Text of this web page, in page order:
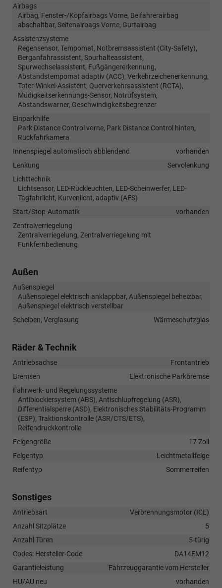
Airbags
Airbag, Fenster-/Kopfairbags Vorne, Beifahrerairbag
abschaltbar, Seitenairbags Vorne, Gurtairbag
Assistenzsysteme
Regensensor, Tempomat, Notbremsassistent (City-Safety),
Berganfahrassistent, Spurhalteassistent,
Spurwechselassistent, Fußgängererkennung,
Abstandstempomat adaptiv (ACC), Verkehrzeichenerkennung,
Toter-Winkel-Assistent, Querverkehrsassistent (RCTA),
Müdigkeitserkennungs-Sensor, Notrufsystem,
Abstandswarner, Geschwindigkeitsbegrenzer
Einparkhilfe
Park Distance Control vorne, Park Distance Control hinten,
Rückfahrkamera
Innenspiegel automatisch abblendend
vorhanden
Lenkung
Servolenkung
Lichttechnik
Lichtsensor, LED-Rückleuchten, LED-Scheinwerfer, LED-
Tagfahrlicht, Kurvenlicht, adaptiv (AFS)
Start/Stop-Automatik
vorhanden
Zentralverriegelung
Zentralverriegelung, Zentralverriegelung mit
Funkfernbedienung
Außen
Außenspiegel
Außenspiegel elektrisch anklappbar, Außenspiegel beheizbar,
Außenspiegel elektrisch verstellbar
Scheiben, Verglasung
Wärmeschutzglas
Räder & Technik
Antriebsachse
Frontantrieb
Bremsen
Elektronische Parkbremse
Fahrwerk- und Regelungssysteme
Antiblockiersystem (ABS), Antischlupfregelung (ASR),
Differentialsperre (ASD), Elektronisches Stabilitäts-Programm
(ESP), Traktionskontrolle (ASR/CTS/ETS),
Reifendruckkontrolle
Felgengröße
17 Zoll
Felgentyp
Leichtmetallfelge
Reifentyp
Sommerreifen
Sonstiges
Antriebsart
Verbrennungsmotor (ICE)
Anzahl Sitzplätze
5
Anzahl Türen
5-türig
Codes: Hersteller-Code
DA14EM12
Garantieleistung
Fahrzeuggarantie vom Hersteller
HU/AU neu
vorhanden